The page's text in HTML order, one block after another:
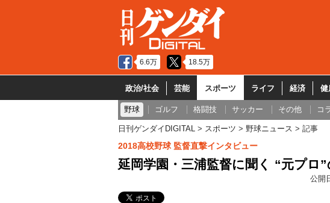
6.6万 18.5万
政治/社会 芸能 スポーツ ライフ 経済 健
野球 ゴルフ 格闘技 サッカー その他 コ
日刊ゲンダイDIGITAL スポーツ 野球ニュース 記事
2018高校野球 監督直撃インタビュー
延岡学園・三浦監督に聞く “元プロ
公開